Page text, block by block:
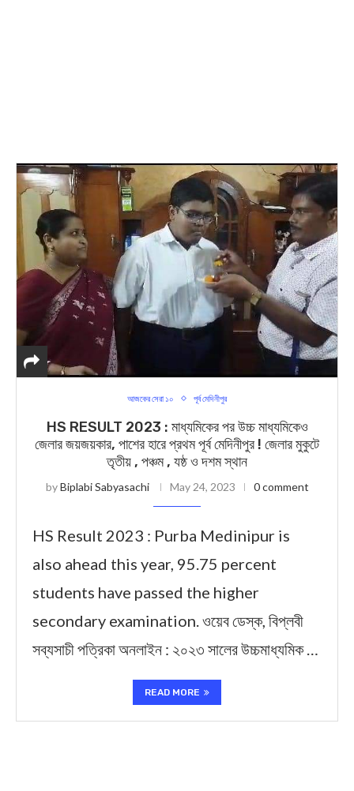
আজকের সেরা ১০ পূর্ব মেদিনীপুর
HS RESULT 2023 : মাধ্যমিকের পর উচ্চ মাধ্যমিকেও
জেলার জয়জয়কার, পাশের হারে প্রথম পূর্ব মেদিনীপুর ! জেলার মুকুটে
তৃতীয় , পঞ্চম , যষ্ঠ ও দশম স্থান
byBiplabi Sabyasachi May 24, 2023 0 comment
HS Result 2023 : Purba Medinipur is
also ahead this year, 95.75 percent
students have passed the higher
secondary examination. ওয়েব ডেস্ক, বিপ্লবী
সব্যসাচী পত্রিকা অনলাইন : ২০২৩ সালের উচ্চমাধ্যমিক …
READ MORE